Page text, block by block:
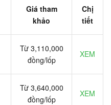
Giá tham
khảo
Chị
tiết
Từ 3,110,000
đồng/lốp
XEM
Từ 3,640,000
đồng/lốp
XEM